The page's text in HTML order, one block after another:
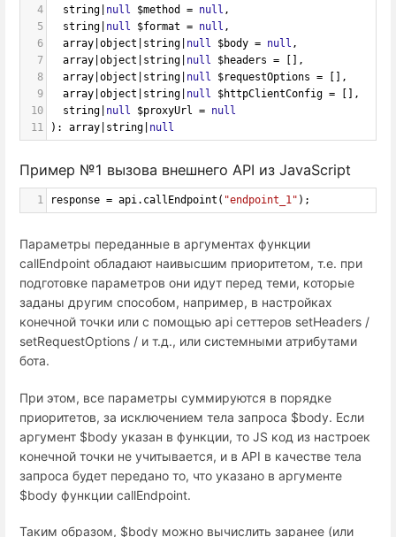
4
string null $method = null ,
5
string null $format = null ,
6
array object string null $body = null ,
7
array object string null $headers = [],
8
array object string null $requestOptions = [],
9
array object string null $httpClientConfig = [],
10
string null $proxyUrl = null
11
): array string null
Пример №1 вызова внешнего API из JavaScript
1 response = api. callEndpoint ( "endpoint_1" );
Параметры переданные в аргументах функции
callEndpoint обладают наивысшим приоритетом, т.е. при
подготовке параметров они идут перед теми, которые
заданы другим способом, например, в настройках
конечной точки или с помощью api сеттеров setHeaders /
setRequestOptions / и т.д., или системными атрибутами
бота.
При этом, все параметры суммируются в порядке
приоритетов, за исключением тела запроса $body. Если
аргумент $body указан в функции, то JS код из настроек
конечной точки не учитывается, и в API в качестве тела
запроса будет передано то, что указано в аргументе
$body функции callEndpoint.
Таким образом, $body можно вычислить заранее (или